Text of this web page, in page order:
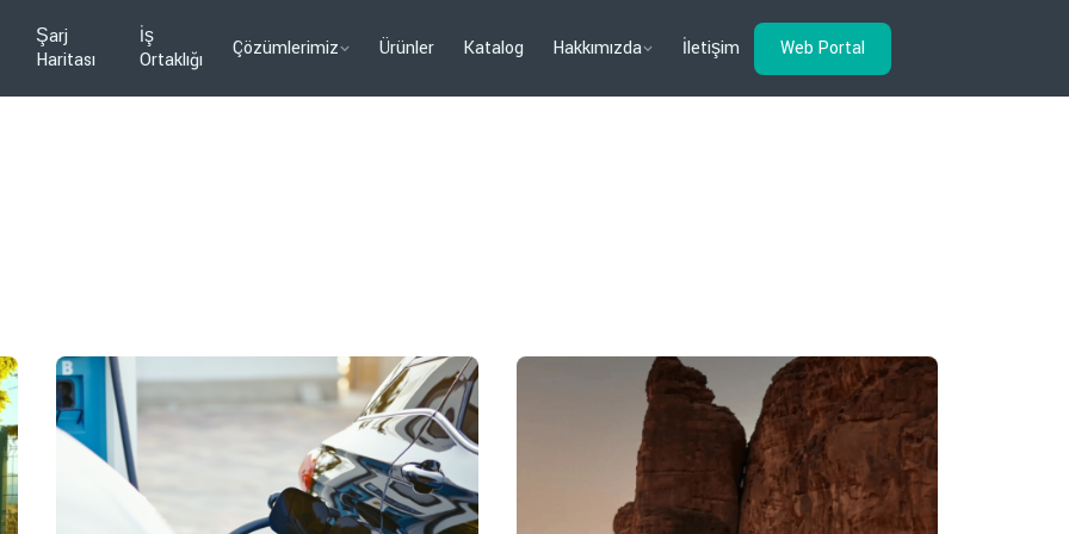
Şarj
Haritası
İş
Ortaklığı
Çözümlerimiz Ürünler Katalog Hakkımızda İletişim Web Portal